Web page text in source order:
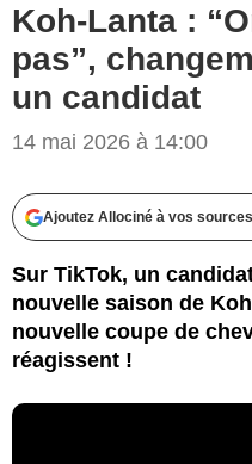
Koh-Lanta :
pas”,
un candidat
14 mai 2026 à 14:00
Ajoutez Allociné à vos
Sur TikTok, un
nouvelle saison de
nouvelle coupe de
réagissent !